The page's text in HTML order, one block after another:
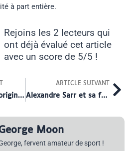
à part entière.
Rejoins les 2 lecteurs qui
ont déjà évalué cet article
avec un score de 5/5 !
Alexandre Sarr : origines et héritage culturel d’un joueur franco-sénégalais
ARTICLE SUIVANT
Alexandre Sarr et sa famille : un socle fort derrière le prodige du basket
Moon
fervent amateur de sport !